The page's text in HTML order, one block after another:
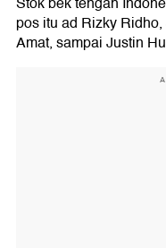
pos itu ad Rizky
Amat, sampai Justin